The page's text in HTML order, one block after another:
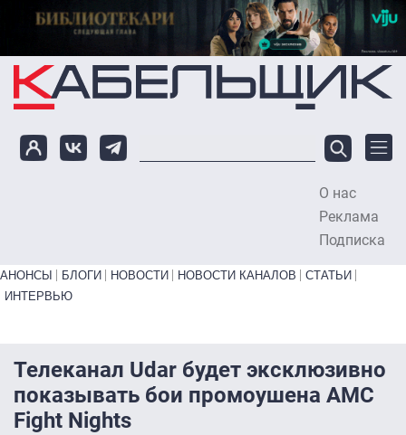
Перейти к основному содержанию
О нас
Реклама
Подписка
Primary links bottom
АНОНСЫ БЛОГИ НОВОСТИ НОВОСТИ КАНАЛОВ
СТАТЬИ
ИНТЕРВЬЮ
Телеканал Udar будет эксклюзивно
показывать бои промоушена AMC
Fight Nights